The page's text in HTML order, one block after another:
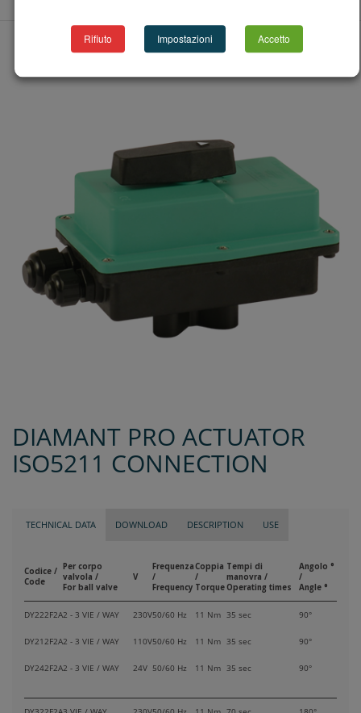
DIAMANT PRO ACTUATOR
ISO5211 CONNECTION
TECHNICAL DATA DOWNLOAD DESCRIPTION USE
Codice /
Code
Per corpo
valvola /
For ball valve
V
Frequenza
/
Frequency
Coppia
/
Torque
Tempi di
manovra /
Operating times
Angolo °
/
Angle °
DY222F2A2 - 3 VIE / WAY 230V50/60 Hz 11 Nm 35 sec 90°
DY212F2A2 - 3 VIE / WAY 110V50/60 Hz 11 Nm 35 sec 90°
DY242F2A2 - 3 VIE / WAY 24V 50/60 Hz 11 Nm 35 sec 90°
Rifiuto Impostazioni Accetto